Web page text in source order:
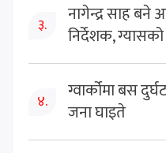
३.
नागेन्द्र साह बने
निर्देशक,
४.
ग्वार्कोमा बस
जना घाइते